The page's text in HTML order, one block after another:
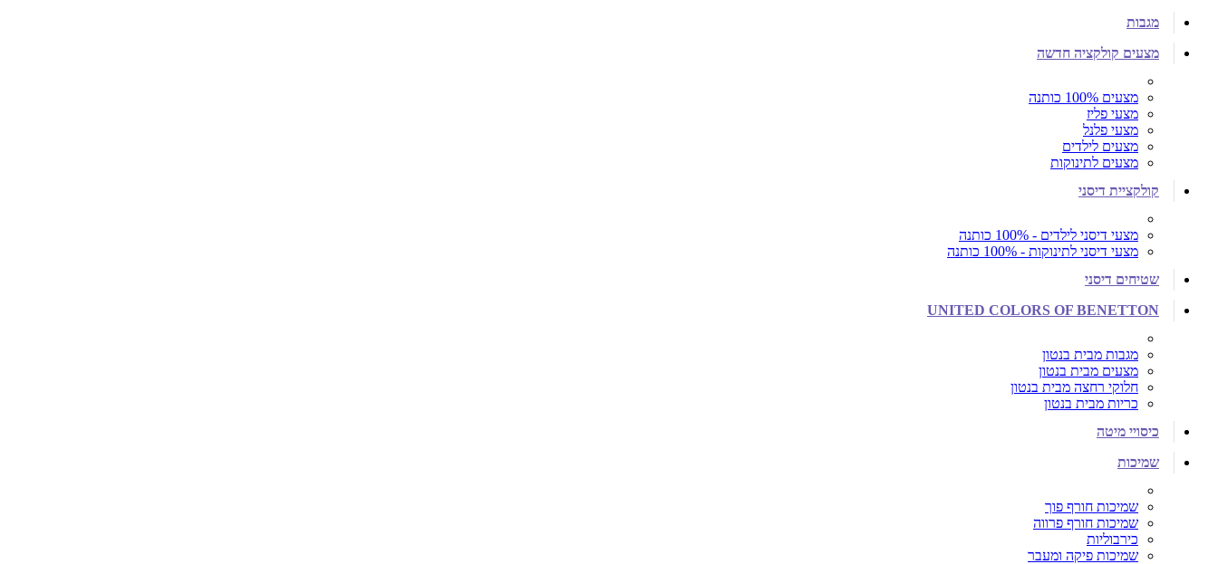
מגבות
מצעים קולקציה חדשה
מצעים 100% כותנה
מצעי פליז
מצעי פלנל
מצעים לילדים
מצעים לתינוקות
קולקציית דיסני
מצעי דיסני לילדים - 100% כותנה
מצעי דיסני לתינוקות - 100% כותנה
שטיחים דיסני
UNITED COLORS OF BENETTON
מגבות מבית בנטון
מצעים מבית בנטון
חלוקי רחצה מבית בנטון
כריות מבית בנטון
כיסויי מיטה
שמיכות
שמיכות חורף פוך
שמיכות חורף פרווה
כירבוליות
שמיכות פיקה ומעבר